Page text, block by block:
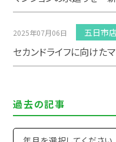
2025年07月06日 五日市
セカンドライフに向けた
過去の記事